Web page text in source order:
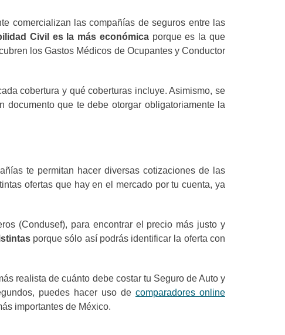
comercializan las compañías de seguros entre las
Civil es la más económicaporque es la que
los Gastos Médicos de Ocupantes y Conductor
cobertura y qué coberturas incluye. Asimismo, se
que te debe otorgar obligatoriamente la
te permitan hacer diversas cotizaciones de las
ofertas que hay en el mercado por tu cuenta, ya
(Condusef), para encontrar el precio más justo y
porque sólo así podrás identificar la oferta con
realista de cuánto debe costar tu Seguro de Auto y
puedes hacer uso de comparadores online
importantes de México.